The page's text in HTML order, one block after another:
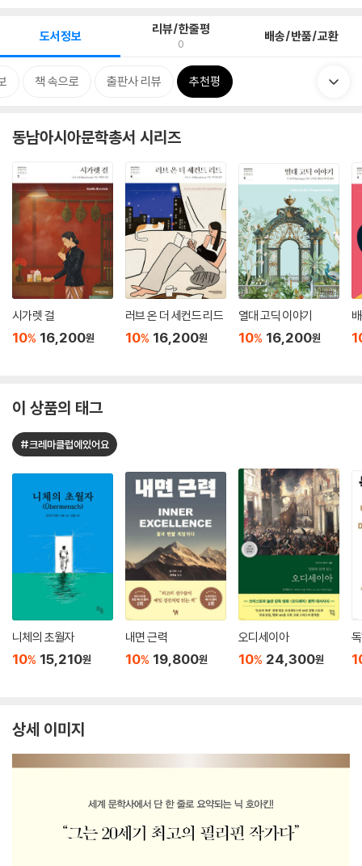
도서정보 리뷰/한줄평
0 배송/반품/교환
책 속으로 출판사 리뷰 추천평
동남아시아문학총서 시리즈
시가렛 걸
10% 16,200원
러브 온 더 세컨드 리드
10% 16,200원
열대 고딕 이야기
10% 16,200원
이 상품의 태그
#크레마클럽에있어요
니체의 초월자
10% 15,210원
내면 근력
10% 19,800원
오디세이아
10% 24,300원
상세 이미지